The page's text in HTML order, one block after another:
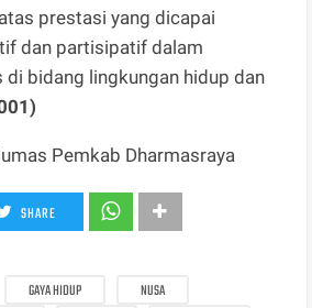
prestasi yang dicapai
dan partisipatif dalam
di bidang lingkungan hidup dan
Pemkab Dharmasraya
SHARE
GAYA HIDUP
NUSA